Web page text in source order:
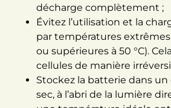
décharge complètement ;
Évitez l’utilisation et la
par températures extrêmes
ou supérieures à 50 °C).
cellules de manière
Stockez la batterie dans
sec, à l’abri de la lumière